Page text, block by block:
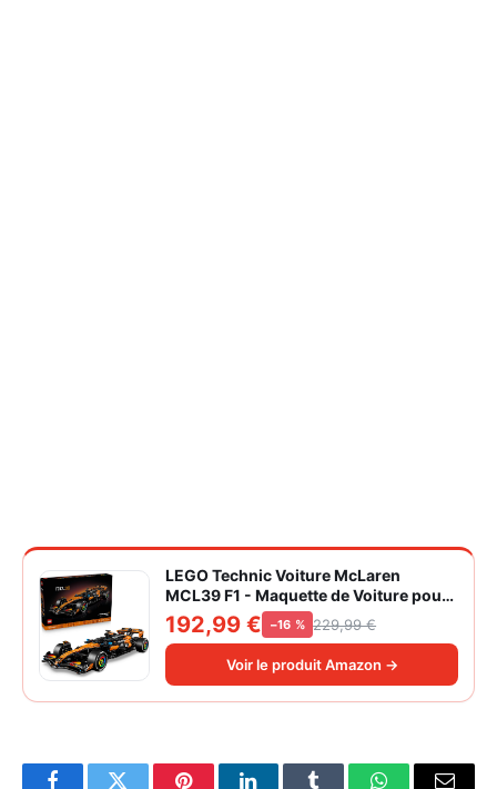
LEGO Technic Voiture McLaren
MCL39 F1 - Maquette de Voiture pour
Adulte - Set de Construction Formule 1
Collector - Moteur V6 & Différentiel -
Idée Cadeau pour Fans de Sport
Automobile 42228
192,99 € −16 % 229,99 €
Voir le produit Amazon →